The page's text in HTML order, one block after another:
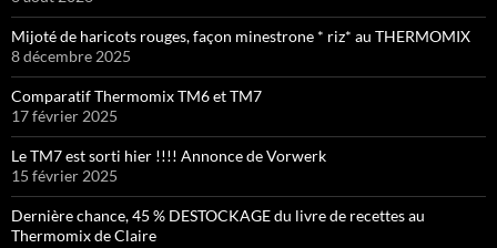
Mijoté de haricots rouges, façon minestrone * riz* au THERMOMIX
8 décembre 2025
Comparatif Thermomix TM6 et TM7
17 février 2025
Le TM7 est sorti hier !!!! Annonce de Vorwerk
15 février 2025
Dernière chance, 45 % DESTOCKAGE du livre de recettes au
Thermomix de Claire